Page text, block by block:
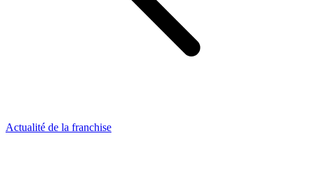
Actualité de la franchise